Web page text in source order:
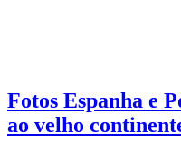
Fotos Espanha e
ao velho